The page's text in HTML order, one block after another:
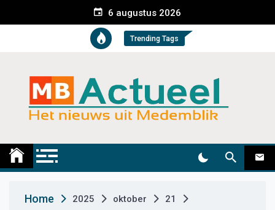
e
t
6 augustus 2026
Trending Tags
Medemblik Actueel
Home 2025 oktober
21